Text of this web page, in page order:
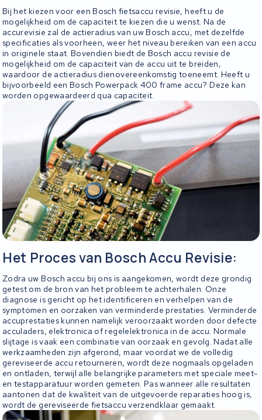
Bij het kiezen voor een Bosch fietsaccu revisie, heeft u de
mogelijkheid om de capaciteit te kiezen die u wenst. Na de
accurevisie zal de actieradius van uw Bosch accu, met dezelfde
specificaties als voorheen, weer het niveau bereiken van een accu
in originele staat. Bovendien biedt de Bosch accu revisie de
mogelijkheid om de capaciteit van de accu uit te breiden,
waardoor de actieradius dienovereenkomstig toeneemt. Heeft u
bijvoorbeeld een Bosch Powerpack 400 frame accu? Deze kan
worden opgewaardeerd qua capaciteit.
Het Proces van Bosch Accu Revisie:
Zodra uw Bosch accu bij ons is aangekomen, wordt deze grondig
getest om de bron van het probleem te achterhalen. Onze
diagnose is gericht op het identificeren en verhelpen van de
symptomen en oorzaken van verminderde prestaties. Verminderde
accuprestaties kunnen namelijk veroorzaakt worden door defecte
acculaders, elektronica of regelelektronica in de accu. Normale
slijtage is vaak een combinatie van oorzaak en gevolg. Nadat alle
werkzaamheden zijn afgerond, maar voordat we de volledig
gereviseerde accu retourneren, wordt deze nogmaals opgeladen
en ontladen, terwijl alle belangrijke parameters met speciale meet-
en testapparatuur worden gemeten. Pas wanneer alle resultaten
aantonen dat de kwaliteit van de uitgevoerde reparaties hoog is,
wordt de gereviseerde fietsaccu verzendklaar gemaakt.